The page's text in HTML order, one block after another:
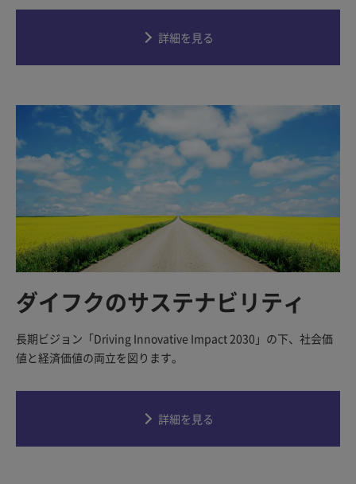
詳細を見る
ダイフクのサステナビリティ
長期ビジョン「Driving Innovative Impact 2030」の下、社会価
値と経済価値の両立を図ります。
詳細を見る